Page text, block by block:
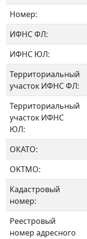
Номер:
ИФНС ФЛ:
ИФНС ЮЛ:
Территориальный
участок ИФНС ФЛ:
Территориальный
участок ИФНС
ЮЛ:
ОКАТО:
OKTMO:
Кадастровый
номер:
Реестровый
номер адресного